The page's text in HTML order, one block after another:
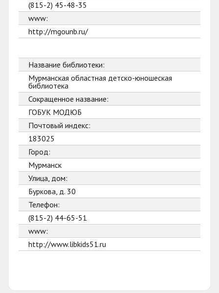
(815-2) 45-48-35
www:
http://mgounb.ru/
Название библиотеки:
Мурманская областная детско-юношеская
библиотека
Сокращенное название:
ГОБУК МОДЮБ
Почтовый индекс:
183025
Город:
Мурманск
Улица, дом:
Буркова, д. 30
Телефон:
(815-2) 44-65-51
www:
http://www.libkids51.ru